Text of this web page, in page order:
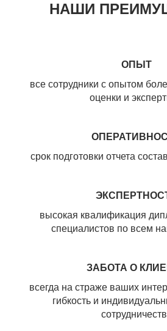
НАШИ
ОПЫТ
все сотрудники с опытом
оценки и
срок подготовки отчета
высокая квалификация
специалистов по всем
ЗАБОТА О
всегда на страже ваших
гибкость и